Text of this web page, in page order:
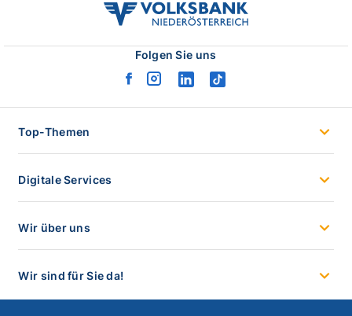
volksbank
noe
Folgen Sie uns
facebook
instagram
linkedintiktok
Top-Themen
Digitale Services
Wir über uns
Wir sind für Sie da!